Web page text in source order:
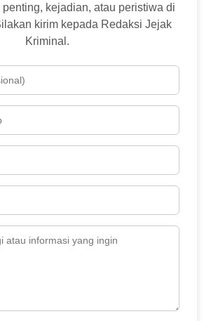
kejadian, atau peristiwa di
kirim kepada Redaksi Jejak
Kriminal.